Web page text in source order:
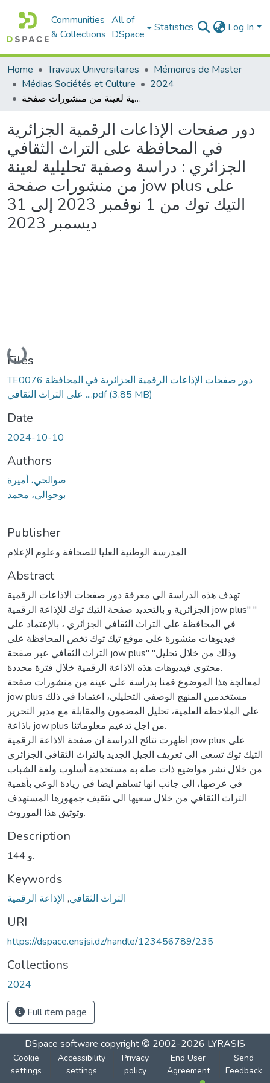
Communities
& Collections
All of
DSpace
Statistics Log In
Home Travaux Universitaires
Mémoires de Master
Médias Sociétés et Culture
2024
دور صفحات الإذاعات الرقمية الجزائرية في المحافظة على التراث الثقافي الجزائري : دراسة وصفية تحليلية لعينة من منشورات صفحة jow plus على التيك توك من 1 نوفمبر 2023 إلى 31 ديسمبر 2023
دور صفحات الإذاعات الرقمية الجزائرية
في المحافظة على التراث الثقافي
الجزائري : دراسة وصفية تحليلية لعينة
من منشورات صفحة jow plus على
التيك توك من 1 نوفمبر 2023 إلى 31
ديسمبر 2023
Loading...
Files
TE0076 دور صفحات الإذاعات الرقمية الجزائرية في المحافظة
على التراث الثقافي ....pdf(3.85 MB)
Date
2024-10-10
Authors
صوالحي، أميرة
بوحوالي، محمد
Publisher
المدرسة الوطنية العليا للصحافة وعلوم الإعلام
Abstract
تهدف هذه الدراسة الى معرفة دور صفحات الاذاعات الرقمية
الجزائرية و بالتحديد صفحة التيك توك للإذاعة الرقمية jow plus" "
في المحافظة على التراث الثقافي الجزائري ، بالإعتماد على
فيديوهات منشورة على موقع تيك توك تخص المحافظة على
التراث الثقافي عبر صفحة jow plus" "وذلك من خلال تحليل
محتوى فيديوهات هذه الاذاعة الرقمية خلال فترة محددة.
لمعالجة هذا الموضوع قمنا بدراسة على عينة من منشورات صفحة
jow plus مستخدمين المنهج الوصفي التحليلي، اعتمادا في ذلك
على الملاحظة العلمية، تحليل المضمون والمقابلة مع مدير التحرير
باذاعة jow plus من اجل تدعيم معلوماتنا.
اظهرت نتائج الدراسة ان صفحة الاذاعة الرقمية jow plus على
التيك توك تسعى الى تعريف الجيل الجديد بالتراث الثقافي الجزائري
من خلال نشر مواضيع ذات صلة به مستخدمة أسلوب ولغة الشباب
في عرضها، الى جانب انها تساهم ايضا في زيادة الوعي بأهمية
التراث الثقافي من خلال سعيها الى تثقيف جمهورها المستهدف
وتوثيق هذا الموروث.
Description
144 و.
Keywords
التراث الثقافي, الإذاعة الرقمية
URI
https://dspace.ensjsi.dz/handle/123456789/235
Collections
2024
Full item page
DSpace software copyright © 2002-2026 LYRASIS
Cookie
settings
Accessibility
settings
Privacy
policy
End User
Agreement
Send
Feedback